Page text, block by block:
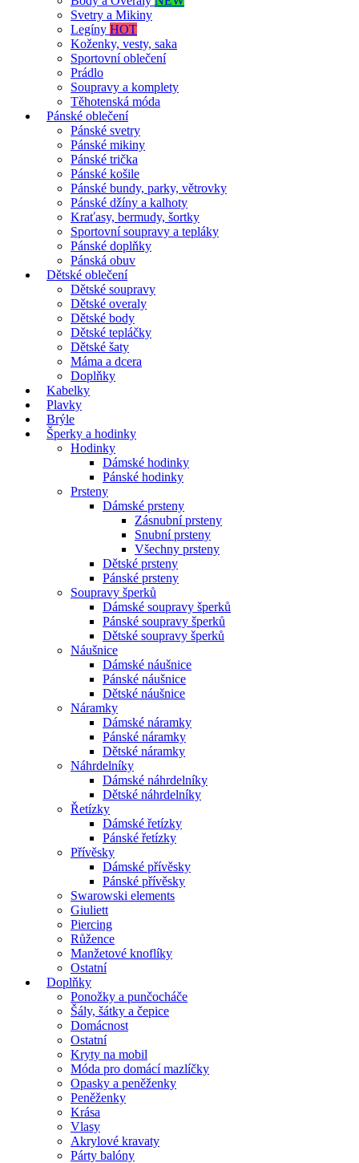
Svetry a Mikiny
Legíny HOT
Koženky, vesty, saka
Sportovní oblečení
Prádlo
Soupravy a komplety
Těhotenská móda
Pánské oblečení
Pánské svetry
Pánské mikiny
Pánské trička
Pánské košile
Pánské bundy, parky, větrovky
Pánské džíny a kalhoty
Kraťasy, bermudy, šortky
Sportovní soupravy a tepláky
Pánské doplňky
Pánská obuv
Dětské oblečení
Dětské soupravy
Dětské overaly
Dětské body
Dětské tepláčky
Dětské šaty
Máma a dcera
Doplňky
Kabelky
Plavky
Brýle
Šperky a hodinky
Hodinky
Dámské hodinky
Pánské hodinky
Prsteny
Dámské prsteny
Zásnubní prsteny
Snubní prsteny
Všechny prsteny
Dětské prsteny
Pánské prsteny
Soupravy šperků
Dámské soupravy šperků
Pánské soupravy šperků
Dětské soupravy šperků
Náušnice
Dámské náušnice
Pánské náušnice
Dětské náušnice
Náramky
Dámské náramky
Pánské náramky
Dětské náramky
Náhrdelníky
Dámské náhrdelníky
Dětské náhrdelníky
Řetízky
Dámské řetízky
Pánské řetízky
Přívěsky
Dámské přívěsky
Pánské přívěsky
Swarowski elements
Giuliett
Piercing
Růžence
Manžetové knoflíky
Ostatní
Doplňky
Ponožky a punčocháče
Šály, šátky a čepice
Domácnost
Ostatní
Kryty na mobil
Móda pro domácí mazlíčky
Opasky a peněženky
Peněženky
Krása
Vlasy
Akrylové kravaty
Párty balóny